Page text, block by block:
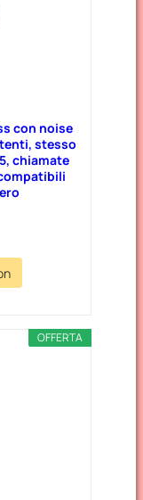
con noise
stesso
chiamate
OFFERTA